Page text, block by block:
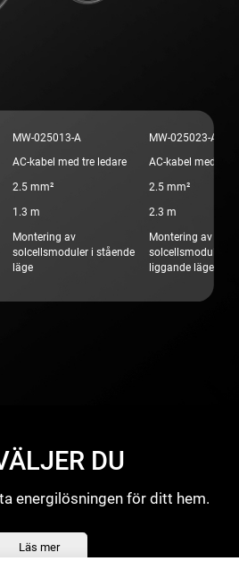
MW-025013-A
MW-025023-A
AC-kabel med tre ledare
AC-kabel med tre
2.5 mm²
2.5 mm²
1.3 m
2.3 m
Montering av
solcellsmoduler i stående
läge
Montering av
solcellsmoduler i
liggande läge
DU
energilösningen för ditt hem.
Läs mer